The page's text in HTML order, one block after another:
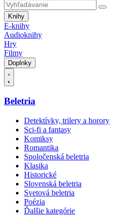
Knihy
E-knihy
Audioknihy
Hry
Filmy
Doplnky
Beletria
Detektívky, trilery a horory
Sci-fi a fantasy
Komiksy
Romantika
Spoločenská beletria
Klasika
Historické
Slovenská beletria
Svetová beletria
Poézia
Ďalšie kategórie